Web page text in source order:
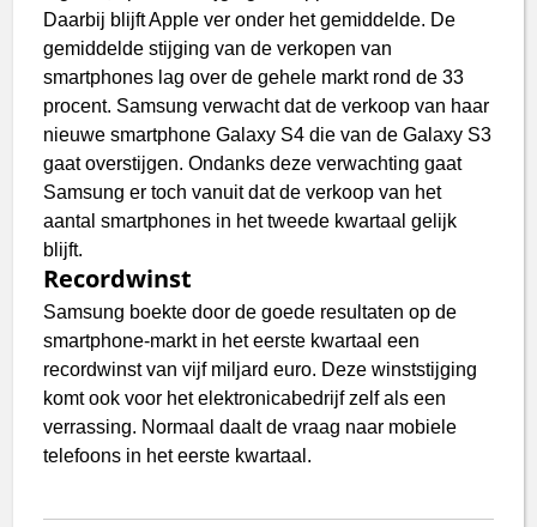
Daarbij blijft Apple ver onder het gemiddelde. De
gemiddelde stijging van de verkopen van
smartphones lag over de gehele markt rond de 33
procent. Samsung verwacht dat de verkoop van haar
nieuwe smartphone Galaxy S4 die van de Galaxy S3
gaat overstijgen. Ondanks deze verwachting gaat
Samsung er toch vanuit dat de verkoop van het
aantal smartphones in het tweede kwartaal gelijk
blijft.
Recordwinst
Samsung boekte door de goede resultaten op de
smartphone-markt in het eerste kwartaal een
recordwinst van vijf miljard euro. Deze winststijging
komt ook voor het elektronicabedrijf zelf als een
verrassing. Normaal daalt de vraag naar mobiele
telefoons in het eerste kwartaal.